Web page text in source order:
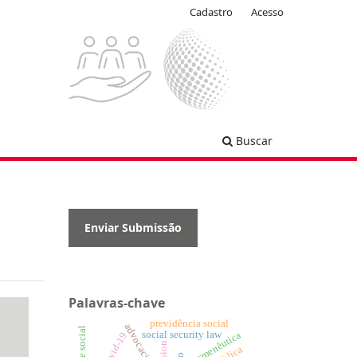
Buscar
Cadastro Acesso
Enviar Submissão
Palavras-chave
social security law
hermenêutica
previdência social